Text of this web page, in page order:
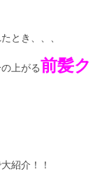
とき、、、
上がる前髪ク
紹介！！